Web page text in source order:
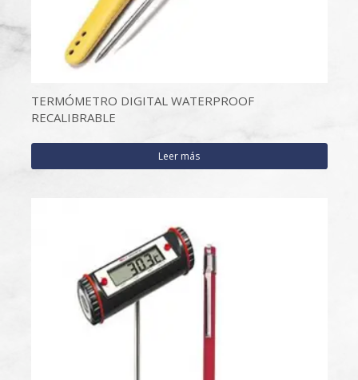
TERMÓMETRO DIGITAL WATERPROOF
RECALIBRABLE
Leer más